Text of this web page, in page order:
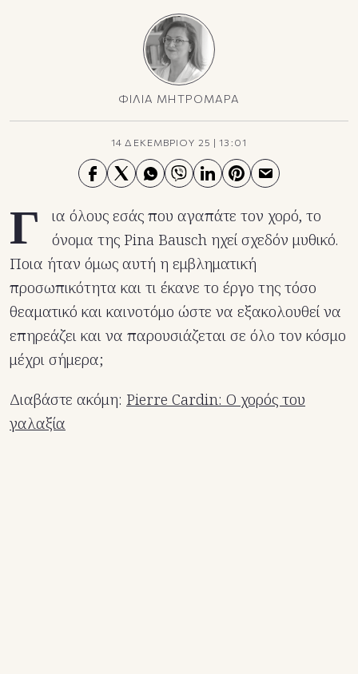
ΦΙΛΙΑ ΜΗΤΡΟΜΑΡΑ
14 ΔΕΚΕΜΒΡΙΟΥ 25 |13:01
Γ
ια όλους εσάς που αγαπάτε τον χορό, το
όνομα της Pina Bausch ηχεί σχεδόν μυθικό.
Ποια ήταν όμως αυτή η εμβληματική
προσωπικότητα και τι έκανε το έργο της τόσο
θεαματικό και καινοτόμο ώστε να εξακολουθεί να
επηρεάζει και να παρουσιάζεται σε όλο τον κόσμο
μέχρι σήμερα;
Διαβάστε ακόμη: Pierre Cardin: Ο χορός του
γαλαξία